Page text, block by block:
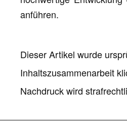
anführen.
Dieser Artikel wurde
Inhaltszusammenarbeit
Nachdruck wird